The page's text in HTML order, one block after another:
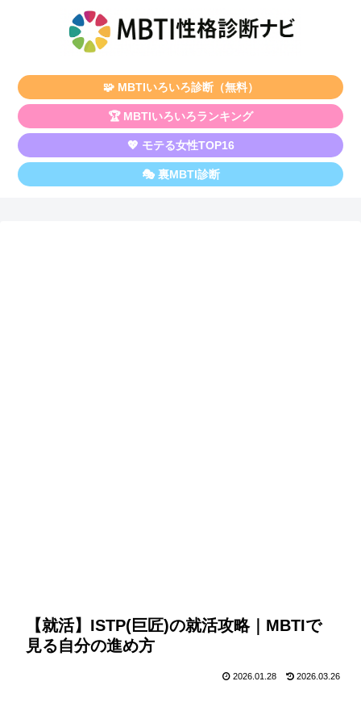
🧩 MBTIいろいろ診断（無料）
🏆 MBTIいろいろランキング
💖 モテる女性TOP16
🎭 裏MBTI診断
【就活】ISTP(巨匠)の就活攻略｜MBTIで
見る自分の進め方
2026.01.28 2026.03.26